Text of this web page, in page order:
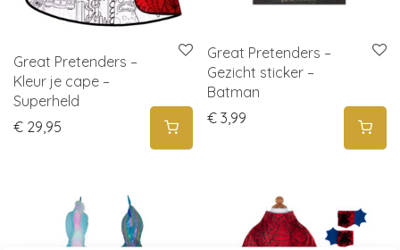
Great Pretenders –
Kleur je cape –
Superheld
€ 29,95
Great Pretenders –
Gezicht sticker –
Batman
€ 3,99